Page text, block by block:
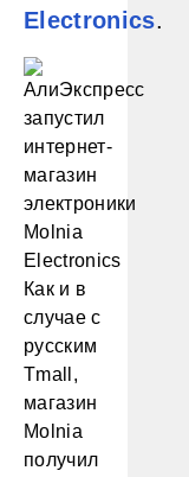
Electronics.
Как и в
случае с
русским
Tmall,
магазин
Molnia
получил